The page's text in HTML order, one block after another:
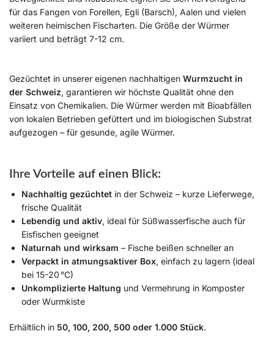
für das Fangen von Forellen, Egli (Barsch), Aalen und vielen
weiteren heimischen Fischarten. Die Größe der Würmer
variiert und beträgt 7-12 cm.
Gezüchtet in unserer eigenen nachhaltigen Wurmzucht in
der Schweiz, garantieren wir höchste Qualität ohne den
Einsatz von Chemikalien. Die Würmer werden mit Bioabfällen
von lokalen Betrieben gefüttert und im biologischen Substrat
aufgezogen – für gesunde, agile Würmer.
Ihre Vorteile auf einen Blick:
Nachhaltig gezüchtet in der Schweiz – kurze Lieferwege,
frische Qualität
Lebendig und aktiv, ideal für Süßwasserfische auch für
Eisfischen geeignet
Naturnah und wirksam – Fische beißen schneller an
Verpackt in atmungsaktiver Box, einfach zu lagern (ideal
bei 15-20 °C)
Unkomplizierte Haltung und Vermehrung in Komposter
oder Wurmkiste
Erhältlich in 50, 100, 200, 500 oder 1.000 Stück.